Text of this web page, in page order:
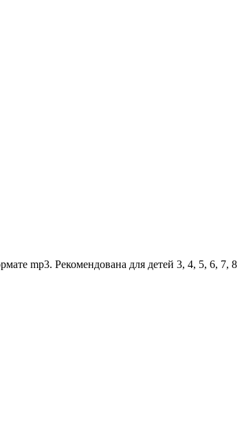
mp3. Рекомендована для детей 3, 4, 5, 6, 7, 8